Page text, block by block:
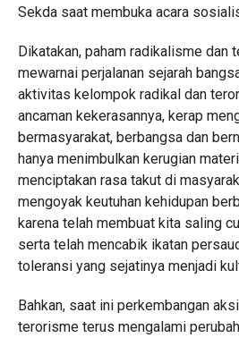
Sekda saat membuka acara
Dikatakan, paham radikalisme dan
mewarnai perjalanan sejarah
aktivitas kelompok radikal dan
ancaman kekerasannya, kerap
bermasyarakat, berbangsa dan
hanya menimbulkan kerugian
menciptakan rasa takut di
mengoyak keutuhan kehidupan
karena telah membuat kita saling
serta telah mencabik ikatan
toleransi yang sejatinya menjadi
Bahkan, saat ini perkembangan
terorisme terus mengalami